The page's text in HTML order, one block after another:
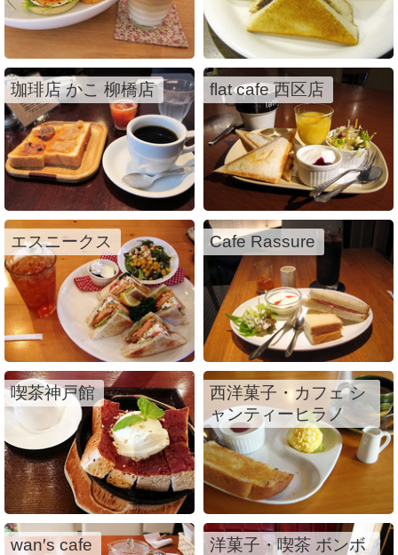
珈琲店 かこ 柳橋店 flat cafe 西区店
エスニークス Cafe Rassure
喫茶神戸館
西洋菓子・カフェ シ
ャンティーヒラノ
wan′s cafe
洋菓子・喫茶 ボンボ